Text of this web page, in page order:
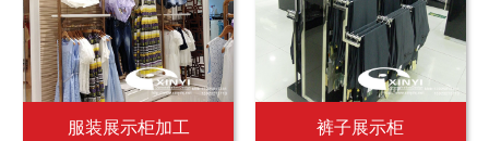
服装展示柜加工 裤子展示柜